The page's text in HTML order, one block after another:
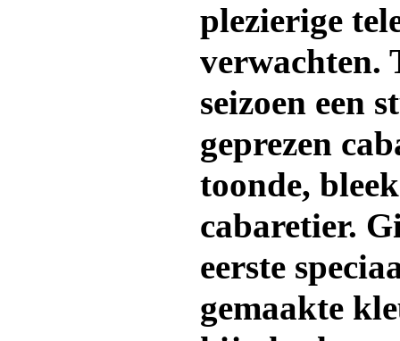
plezierige
verwachten.
seizoen een
geprezen
toonde,
cabaretier.
eerste
gemaakte